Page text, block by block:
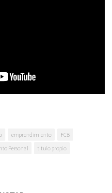
emprendimiento
FCB
Personal
titulo propio